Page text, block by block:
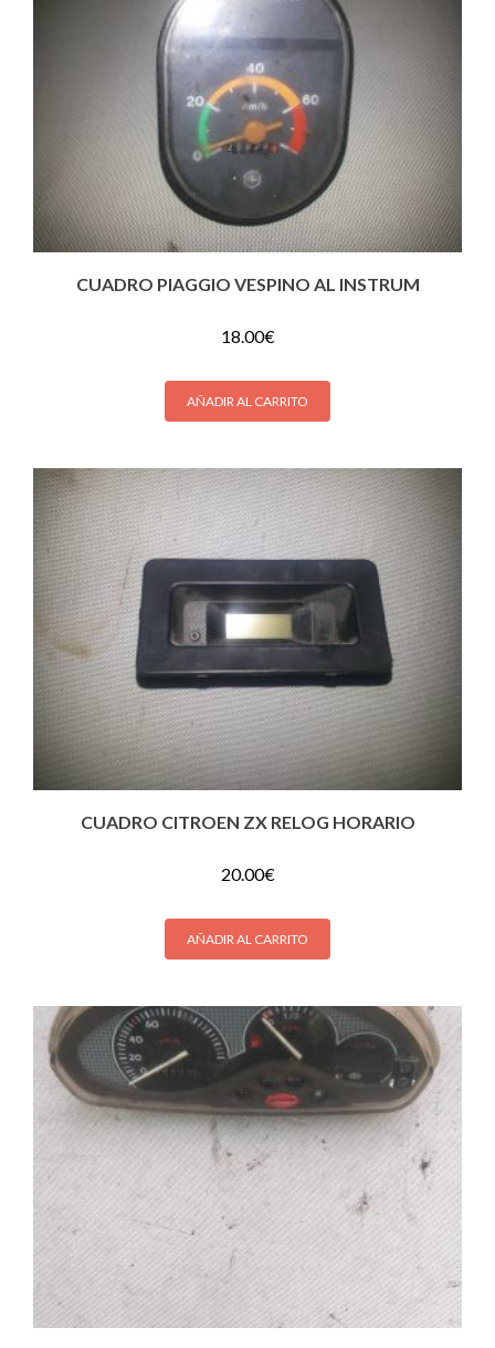
CUADRO PIAGGIO VESPINO AL INSTRUM
18.00€
AÑADIR AL CARRITO
CUADRO CITROEN ZX RELOG HORARIO
20.00€
AÑADIR AL CARRITO